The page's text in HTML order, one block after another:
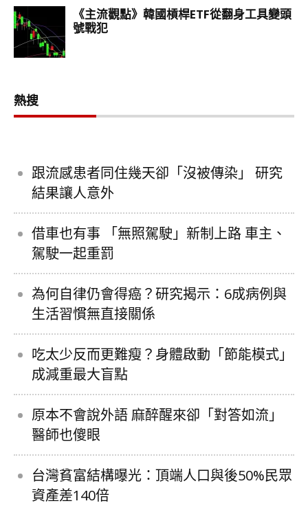
熱搜
跟流感患者同住幾天卻「沒被傳染」 研究
結果讓人意外
借車也有事 「無照駕駛」新制上路 車主、
駕駛一起重罰
為何自律仍會得癌？研究揭示：6成病例與
生活習慣無直接關係
吃太少反而更難瘦？身體啟動「節能模式」
成減重最大盲點
原本不會說外語 麻醉醒來卻「對答如流」
醫師也傻眼
台灣貧富結構曝光：頂端人口與後50%民眾
資產差140倍